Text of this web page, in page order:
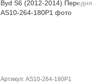
Артикул: AS10-264-180P1